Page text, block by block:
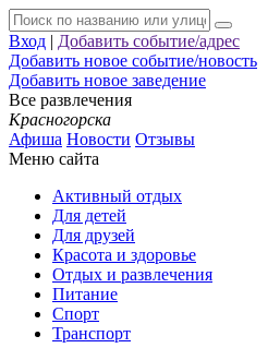
Вход | Добавить событие/адрес
Добавить новое событие/новость
Добавить новое заведение
Все развлечения
Красногорска
Афиша Новости Отзывы
Меню сайта
Активный отдых
Для детей
Для друзей
Красота и здоровье
Отдых и развлечения
Питание
Спорт
Транспорт